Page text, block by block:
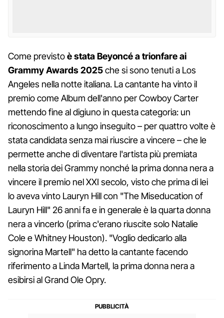
Come previstoè stata Beyoncé a trionfare ai
Grammy Awards 2025che si sono tenuti a Los
Angeles nella notte italiana. La cantante ha vinto il
premio come Album dell'anno per Cowboy Carter
mettendo fine al digiuno in questa categoria: un
riconoscimento a lungo inseguito – per quattro volte è
stata candidata senza mai riuscire a vincere – che le
permette anche di diventare l'artista più premiata
nella storia dei Grammy nonché la prima donna nera a
vincere il premio nel XXI secolo, visto che prima di lei
lo aveva vinto Lauryn Hill con "The Miseducation of
Lauryn Hill" 26 anni fa e in generale è la quarta donna
nera a vincerlo (prima c'erano riuscite solo Natalie
Cole e Whitney Houston). "Voglio dedicarlo alla
signorina Martell" ha detto la cantante facendo
riferimento a Linda Martell, la prima donna nera a
esibirsi al Grand Ole Opry.